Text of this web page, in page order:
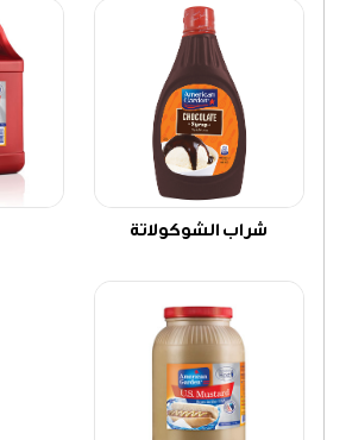
شراب الشوكولاتة